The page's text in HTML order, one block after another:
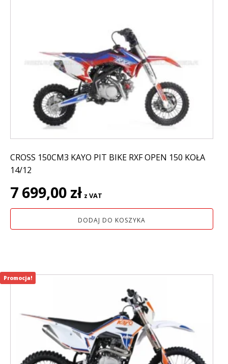
CROSS 150CM3 KAYO PIT BIKE RXF OPEN 150 KOŁA
14/12
7 699,00 zł z VAT
DODAJ DO KOSZYKA
Promocja!